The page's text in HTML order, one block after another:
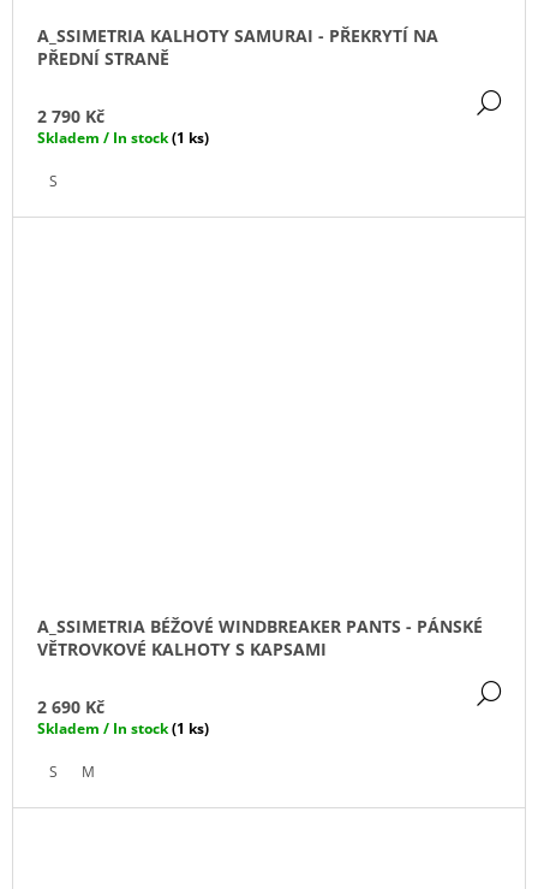
A_SSIMETRIA KALHOTY SAMURAI - PŘEKRYTÍ NA
PŘEDNÍ STRANĚ
2 790 Kč
Skladem / In stock(1 ks)
S
A_SSIMETRIA BÉŽOVÉ WINDBREAKER PANTS - PÁNSKÉ
VĚTROVKOVÉ KALHOTY S KAPSAMI
2 690 Kč
Skladem / In stock(1 ks)
S M